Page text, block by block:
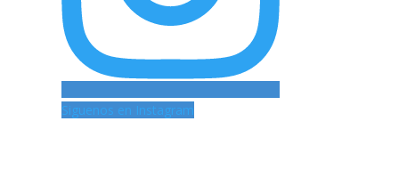
Siguenos en Instagram